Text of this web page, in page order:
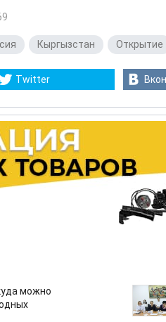
Кыргызстан Открытие
Twitter
можно